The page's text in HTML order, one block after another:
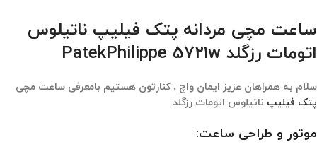
ساعت مچی مردانه پتک فیلیپ ناتیلوس
اتومات رزگلد PatekPhilippe 5721w
سلام به همراهان عزیز ایمان واچ ، کنارتون هستیم بامعرفی ساعت مچی
پتک فیلیپ ناتیلوس اتومات رزگلد
موتور و طراحی ساعت: